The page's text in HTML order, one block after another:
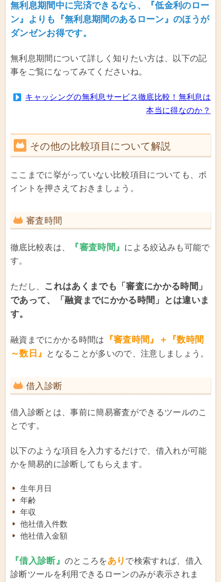
無利息期間中に完済できるなら、『低金利のロー
ン』よりも『無利息期間のあるローン』のほうが
ダンゼンお得です。
無利息期間について詳しく知りたい方は、以下の記
事をご覧になってみてくださいね。
キャッシングの無利息サービス徹底比較！無利息は
本当に得なのか？
その他の比較項目について解説
ここまでに挙がっていない比較項目についても、ポ
イントを押さえておきましょう。
審査時間
徹底比較表は、 『審査時間』 による絞込みも可能で
す。
ただし、 これはあくまでも「審査にかかる時間」
であって、「融資までにかかる時間」とは違いま
す。
融資までにかかる時間は
『審査時間』＋『数時間
～数日』
となることが多いので、注意しましょう。
借入診断
借入診断とは、事前に簡易審査ができるツールのこ
とです。
以下のような項目を入力するだけで、借入れが可能
かを簡易的に診断してもらえます。
生年月日
年齢
年収
他社借入件数
他社借入金額
『借入診断』のところをあり で検索すれば、借入
診断ツールを利用できるローンのみが表示されま